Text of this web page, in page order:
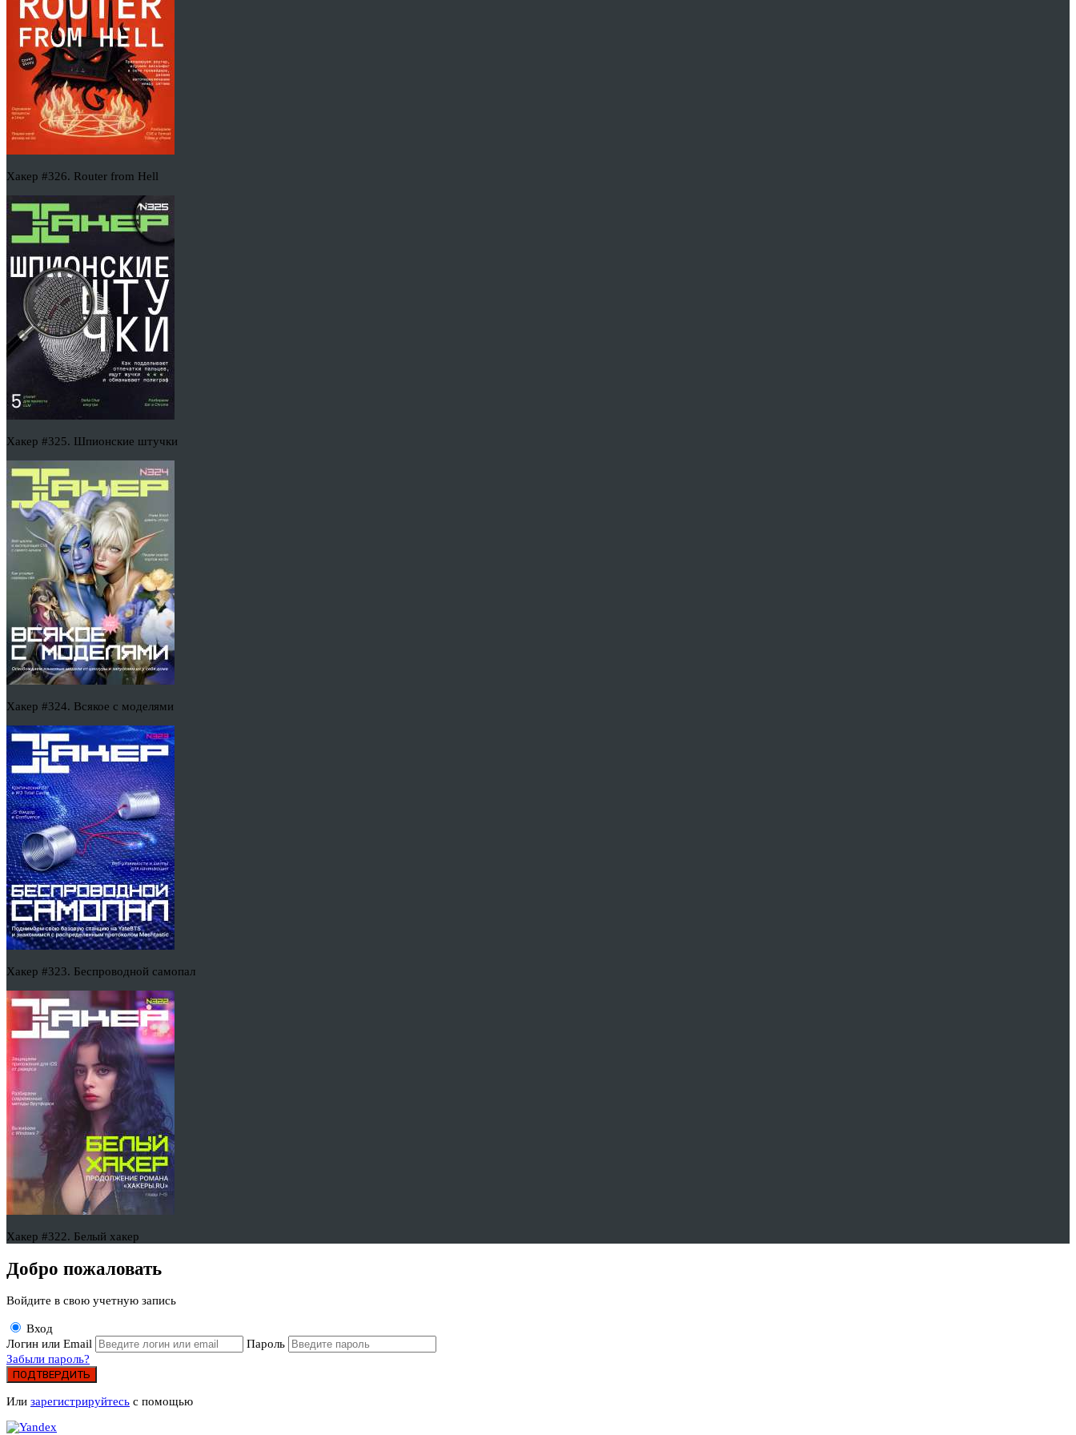
Хакер #326. Router from Hell
Хакер #325. Шпионские штучки
Хакер #324. Всякое с моделями
Хакер #323. Беспроводной самопал
Хакер #322. Белый хакер
Добро пожаловать
Войдите в свою учетную запись
Вход
Логин или Email
Пароль
Забыли пароль?
ПОДТВЕРДИТЬ
Или зарегистрируйтесь с помощью